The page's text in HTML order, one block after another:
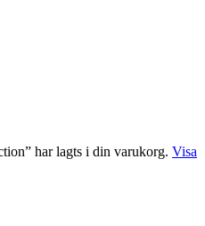
har lagts i din varukorg. Visa